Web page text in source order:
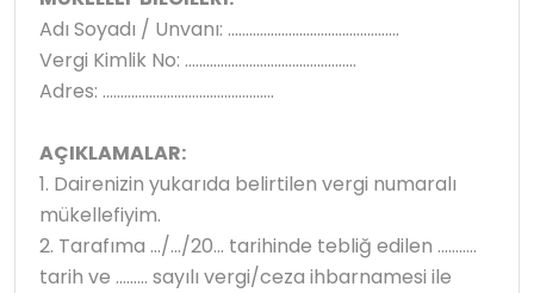
Adı Soyadı / Unvanı: ................................................
Vergi Kimlik No: ................................................
Adres: ................................................
AÇIKLAMALAR:
1. Dairenizin yukarıda belirtilen vergi numaralı
mükellefiyim.
2. Tarafıma .../.../20... tarihinde tebliğ edilen ...........
tarih ve ......... sayılı vergi/ceza ihbarnamesi ile